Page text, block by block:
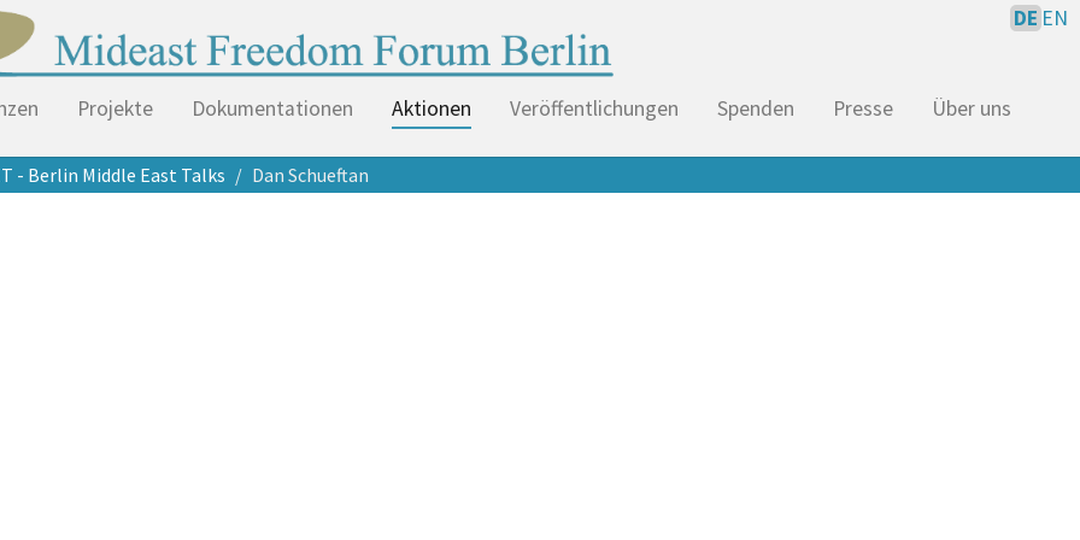
Projekte Dokumentationen Aktionen Veröffentlichungen Spenden Presse Über uns
DE EN
- Berlin Middle East Talks Dan Schueftan